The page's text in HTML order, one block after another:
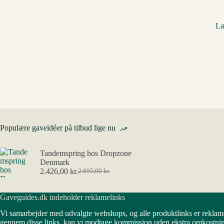
Populære gaveidéer på tilbud lige nu
Tandemspring hos Dropzone
Denmark
2.695,00kr.
Den
pris
var:
2.695,00 kr..
2.426,00 kr.Den
pris
er:
2.426,00 kr..
Gaveguides.dk indeholder reklamelinks
Vi samarbejder med udvalgte webshops, og alle produktlinks er